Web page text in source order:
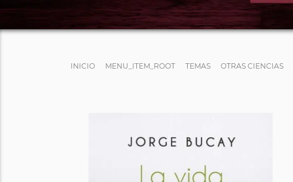
INICIO MENU_ITEM_ROOT TEMAS OTRAS CIENCIAS